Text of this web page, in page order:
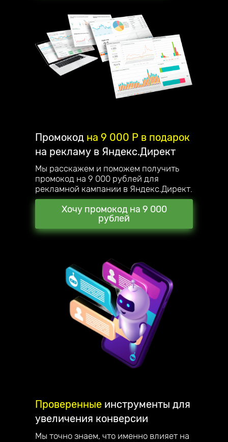
Промокод на 9 000 P в подарок
на рекламу в Яндекс.Директ
Мы расскажем и поможем получить
промокод на 9 000 рублей для
рекламной кампании в Яндекс.Директ.
Хочу промокод на 9 000
рублей
Проверенные инструменты для
увеличения конверсии
Мы точно знаем, что именно влияет на